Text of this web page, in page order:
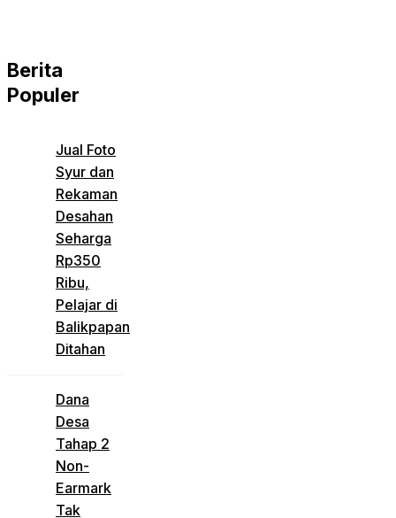
Berita
Populer
Jual Foto
Syur dan
Rekaman
Desahan
Seharga
Rp350
Ribu,
Pelajar di
Balikpapan
Ditahan
Dana
Desa
Tahap 2
Non-
Earmark
Tak